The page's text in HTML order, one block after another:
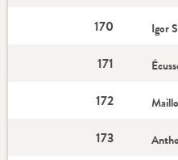
170 Igor
171
172
173